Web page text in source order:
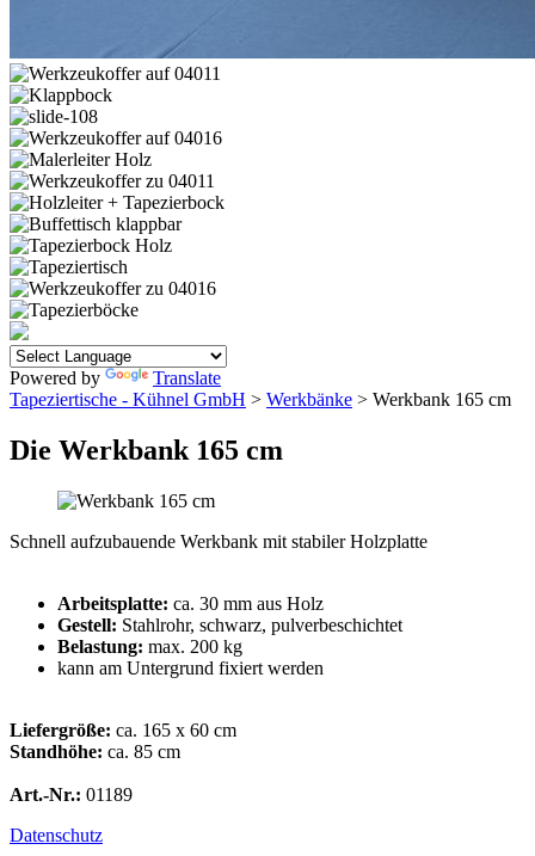
Powered by
Translate
Tapeziertische - Kühnel GmbH > Werkbänke > Werkbank 165 cm
Die Werkbank 165 cm
Schnell aufzubauende Werkbank mit stabiler Holzplatte
Arbeitsplatte: ca. 30 mm aus Holz
Gestell: Stahlrohr, schwarz, pulverbeschichtet
Belastung: max. 200 kg
kann am Untergrund fixiert werden
Liefergröße: ca. 165 x 60 cm
Standhöhe: ca. 85 cm
Art.-Nr.: 01189
Datenschutz